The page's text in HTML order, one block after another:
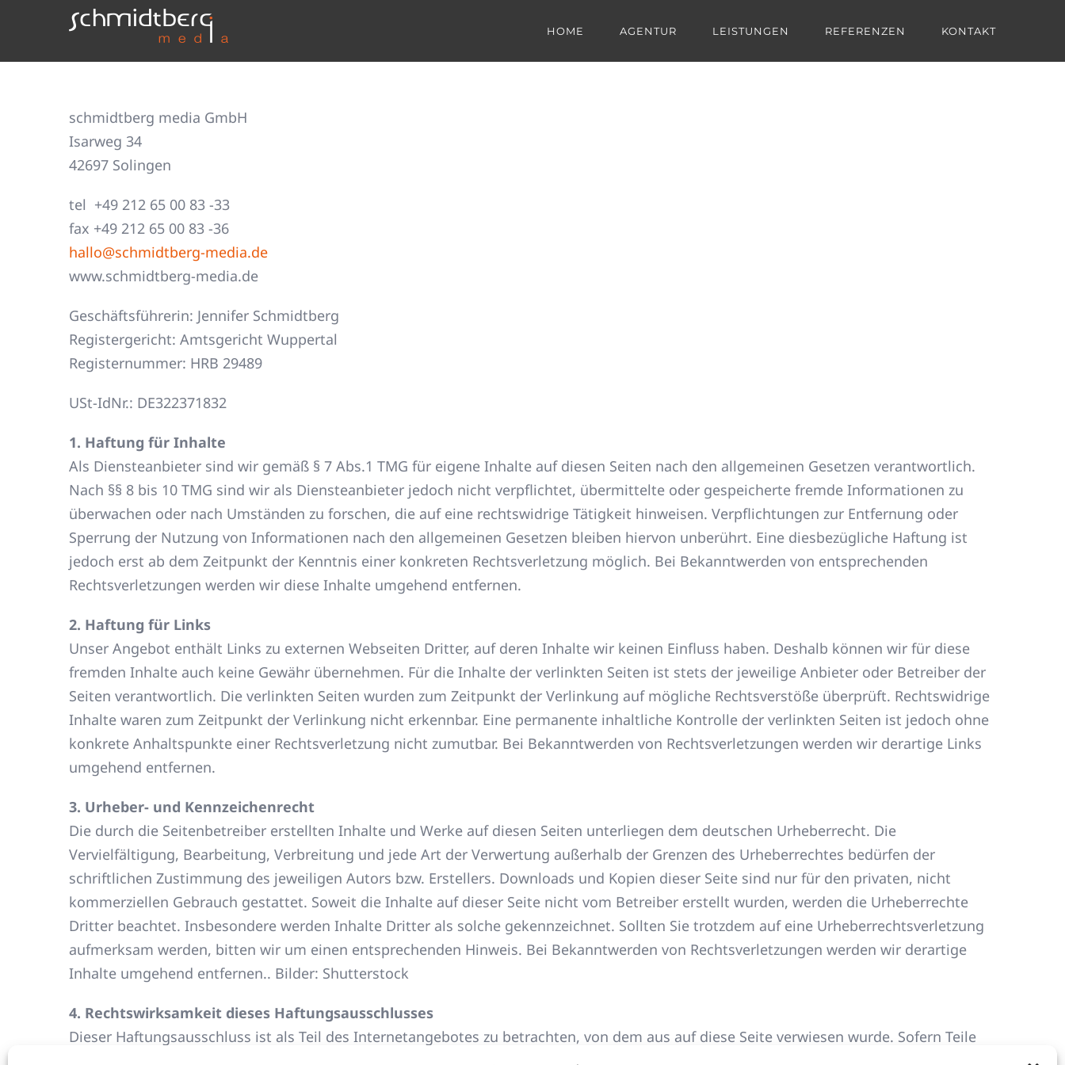
springen
HOME AGENTUR LEISTUNGEN REFERENZEN KONTAKT
schmidtberg media GmbH
Isarweg 34
42697 Solingen
tel +49 212 65 00 83 -33
fax +49 212 65 00 83 -36
hallo@schmidtberg-media.de
www.schmidtberg-media.de
Geschäftsführerin: Jennifer Schmidtberg
Registergericht: Amtsgericht Wuppertal
Registernummer: HRB 29489
USt-IdNr.: DE322371832
1. Haftung für Inhalte
Als Diensteanbieter sind wir gemäß § 7 Abs.1 TMG für eigene Inhalte auf diesen Seiten nach den allgemeinen Gesetzen verantwortlich.
Nach §§ 8 bis 10 TMG sind wir als Diensteanbieter jedoch nicht verpflichtet, übermittelte oder gespeicherte fremde Informationen zu
überwachen oder nach Umständen zu forschen, die auf eine rechtswidrige Tätigkeit hinweisen. Verpflichtungen zur Entfernung oder
Sperrung der Nutzung von Informationen nach den allgemeinen Gesetzen bleiben hiervon unberührt. Eine diesbezügliche Haftung ist
jedoch erst ab dem Zeitpunkt der Kenntnis einer konkreten Rechtsverletzung möglich. Bei Bekanntwerden von entsprechenden
Rechtsverletzungen werden wir diese Inhalte umgehend entfernen.
2. Haftung für Links
Unser Angebot enthält Links zu externen Webseiten Dritter, auf deren Inhalte wir keinen Einfluss haben. Deshalb können wir für diese
fremden Inhalte auch keine Gewähr übernehmen. Für die Inhalte der verlinkten Seiten ist stets der jeweilige Anbieter oder Betreiber der
Seiten verantwortlich. Die verlinkten Seiten wurden zum Zeitpunkt der Verlinkung auf mögliche Rechtsverstöße überprüft. Rechtswidrige
Inhalte waren zum Zeitpunkt der Verlinkung nicht erkennbar. Eine permanente inhaltliche Kontrolle der verlinkten Seiten ist jedoch ohne
konkrete Anhaltspunkte einer Rechtsverletzung nicht zumutbar. Bei Bekanntwerden von Rechtsverletzungen werden wir derartige Links
umgehend entfernen.
3. Urheber- und Kennzeichenrecht
Die durch die Seitenbetreiber erstellten Inhalte und Werke auf diesen Seiten unterliegen dem deutschen Urheberrecht. Die
Vervielfältigung, Bearbeitung, Verbreitung und jede Art der Verwertung außerhalb der Grenzen des Urheberrechtes bedürfen der
schriftlichen Zustimmung des jeweiligen Autors bzw. Erstellers. Downloads und Kopien dieser Seite sind nur für den privaten, nicht
kommerziellen Gebrauch gestattet. Soweit die Inhalte auf dieser Seite nicht vom Betreiber erstellt wurden, werden die Urheberrechte
Dritter beachtet. Insbesondere werden Inhalte Dritter als solche gekennzeichnet. Sollten Sie trotzdem auf eine Urheberrechtsverletzung
aufmerksam werden, bitten wir um einen entsprechenden Hinweis. Bei Bekanntwerden von Rechtsverletzungen werden wir derartige
Inhalte umgehend entfernen.. Bilder: Shutterstock
4. Rechtswirksamkeit dieses Haftungsausschlusses
Dieser Haftungsausschluss ist als Teil des Internetangebotes zu betrachten, von dem aus auf diese Seite verwiesen wurde. Sofern Teile
oder einzelne Formulierungen dieses Textes der geltenden Rechtslage nicht, nicht mehr oder nicht vollständig entsprechen sollten,